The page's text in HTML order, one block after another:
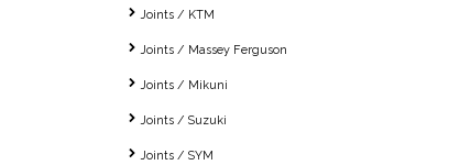
Joints / KTM
Joints / Massey Ferguson
Joints / Mikuni
Joints / Suzuki
Joints / SYM